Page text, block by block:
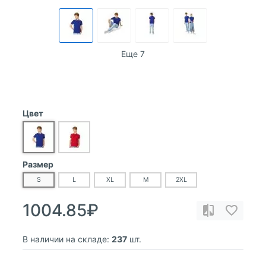
Еще 7
Цвет
Размер
S L XL M 2XL
1004.85₽
В наличии на складе: 237 шт.